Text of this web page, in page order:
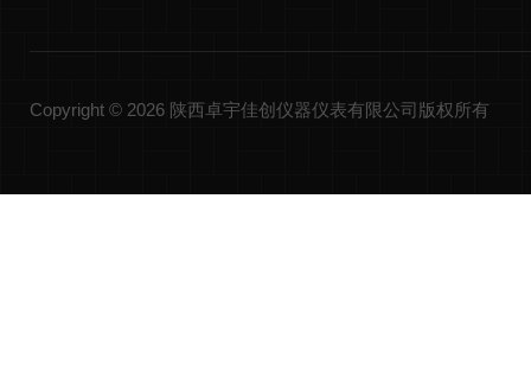
Copyright © 2026 陕西卓宇佳创仪器仪表有限公司版权所有